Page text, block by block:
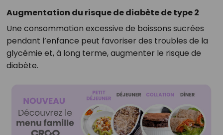
Augmentation du risque de diabète de type 2
Une consommation excessive de boissons sucrées
pendant l’enfance peut favoriser des troubles de la
glycémie et, à long terme, augmenter le risque de
diabète.